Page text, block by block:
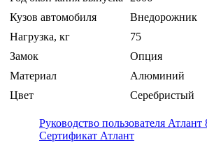
Кузов автомобиля
Внедорожник
Нагрузка, кг
75
Замок
Опция
Материал
Алюминий
Цвет
Серебристый
Руководство пользователя Атлант
Сертификат Атлант